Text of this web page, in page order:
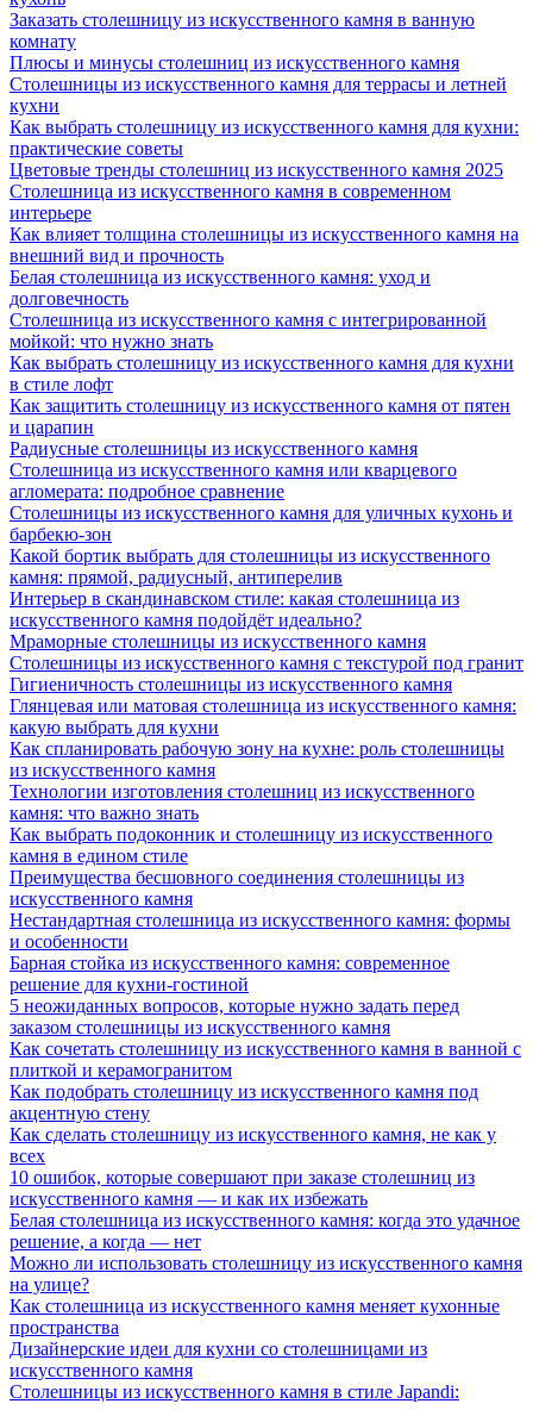
Заказать столешницу из искусственного камня в ванную
комнату
Плюсы и минусы столешниц из искусственного камня
Столешницы из искусственного камня для террасы и летней
кухни
Как выбрать столешницу из искусственного камня для кухни:
практические советы
Цветовые тренды столешниц из искусственного камня 2025
Столешница из искусственного камня в современном
интерьере
Как влияет толщина столешницы из искусственного камня на
внешний вид и прочность
Белая столешница из искусственного камня: уход и
долговечность
Столешница из искусственного камня с интегрированной
мойкой: что нужно знать
Как выбрать столешницу из искусственного камня для кухни
в стиле лофт
Как защитить столешницу из искусственного камня от пятен
и царапин
Радиусные столешницы из искусственного камня
Столешница из искусственного камня или кварцевого
агломерата: подробное сравнение
Столешницы из искусственного камня для уличных кухонь и
барбекю-зон
Какой бортик выбрать для столешницы из искусственного
камня: прямой, радиусный, антиперелив
Интерьер в скандинавском стиле: какая столешница из
искусственного камня подойдёт идеально?
Мраморные столешницы из искусственного камня
Столешницы из искусственного камня с текстурой под гранит
Гигиеничность столешницы из искусственного камня
Глянцевая или матовая столешница из искусственного камня:
какую выбрать для кухни
Как спланировать рабочую зону на кухне: роль столешницы
из искусственного камня
Технологии изготовления столешниц из искусственного
камня: что важно знать
Как выбрать подоконник и столешницу из искусственного
камня в едином стиле
Преимущества бесшовного соединения столешницы из
искусственного камня
Нестандартная столешница из искусственного камня: формы
и особенности
Барная стойка из искусственного камня: современное
решение для кухни-гостиной
5 неожиданных вопросов, которые нужно задать перед
заказом столешницы из искусственного камня
Как сочетать столешницу из искусственного камня в ванной с
плиткой и керамогранитом
Как подобрать столешницу из искусственного камня под
акцентную стену
Как сделать столешницу из искусственного камня, не как у
всех
10 ошибок, которые совершают при заказе столешниц из
искусственного камня — и как их избежать
Белая столешница из искусственного камня: когда это удачное
решение, а когда — нет
Можно ли использовать столешницу из искусственного камня
на улице?
Как столешница из искусственного камня меняет кухонные
пространства
Дизайнерские идеи для кухни со столешницами из
искусственного камня
Столешницы из искусственного камня в стиле Japandi: